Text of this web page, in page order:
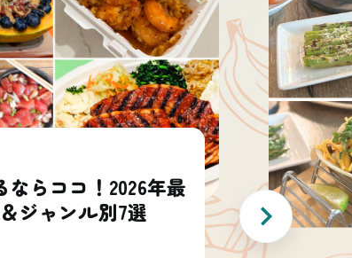
らココ！2026年最
ジャンル別7選